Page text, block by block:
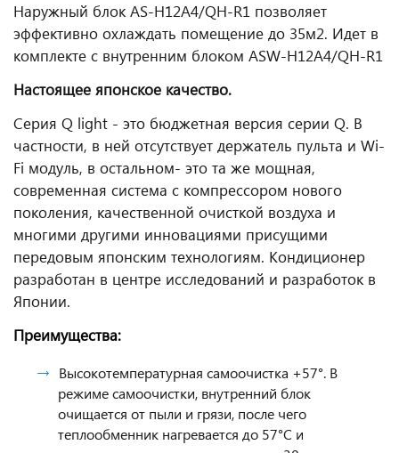
Наружный блок AS-H12A4/QH-R1 позволяет
эффективно охлаждать помещение до 35м2. Идет в
комплекте с внутренним блоком ASW-H12A4/QH-R1
Настоящее японское качество.
Серия Q light - это бюджетная версия серии Q. В
частности, в ней отсутствует держатель пульта и Wi-
Fi модуль, в остальном- это та же мощная,
современная система с компрессором нового
поколения, качественной очисткой воздуха и
многими другими инновациями присущими
передовым японским технологиям. Кондиционер
разработан в центре исследований и разработок в
Японии.
Преимущества:
Высокотемпературная самоочистка +57°. В
режиме самоочистки, внутренний блок
очищается от пыли и грязи, после чего
теплообменник нагревается до 57°С и